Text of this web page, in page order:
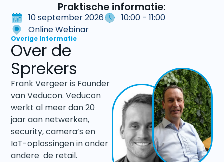
Praktische informatie:
10 september 2026
10:00 - 11:00
Online Webinar
Overige Informatie
Over de
Sprekers
Frank Vergeer is Founder
van Veducon. Veducon
werkt al meer dan 20
jaar aan netwerken,
security, camera’s en
IoT-oplossingen in onder
andere de retail.